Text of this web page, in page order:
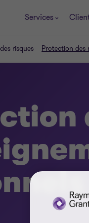
Services
risques Protection des